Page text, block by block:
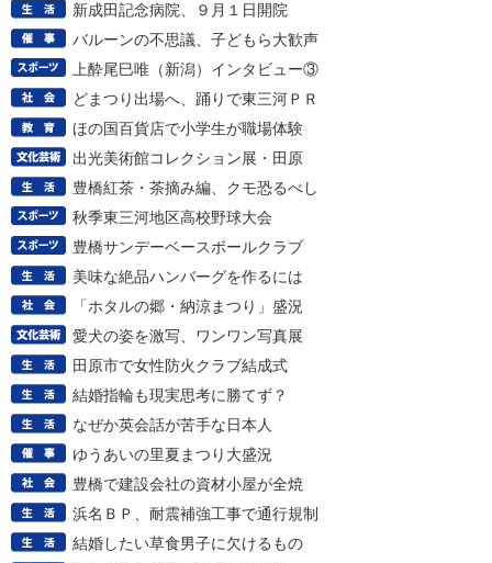
新成田記念病院、９月１日開院
バルーンの不思議、子どもら大歓声
上酔尾巳唯（新潟）インタビュー③
どまつり出場へ、踊りで東三河ＰＲ
ほの国百貨店で小学生が職場体験
出光美術館コレクション展・田原
豊橋紅茶・茶摘み編、クモ恐るべし
秋季東三河地区高校野球大会
豊橋サンデーベースボールクラブ
美味な絶品ハンバーグを作るには
「ホタルの郷・納涼まつり」盛況
愛犬の姿を激写、ワンワン写真展
田原市で女性防火クラブ結成式
結婚指輪も現実思考に勝てず？
なぜか英会話が苦手な日本人
ゆうあいの里夏まつり大盛況
豊橋で建設会社の資材小屋が全焼
浜名ＢＰ、耐震補強工事で通行規制
結婚したい草食男子に欠けるもの